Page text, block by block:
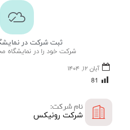
ثبت شرکت در
شرکت خود را در نمایشگاه
آبان ۱۲, ۱۴۰۴
81
نام شرکت:
شرکت رونیکس